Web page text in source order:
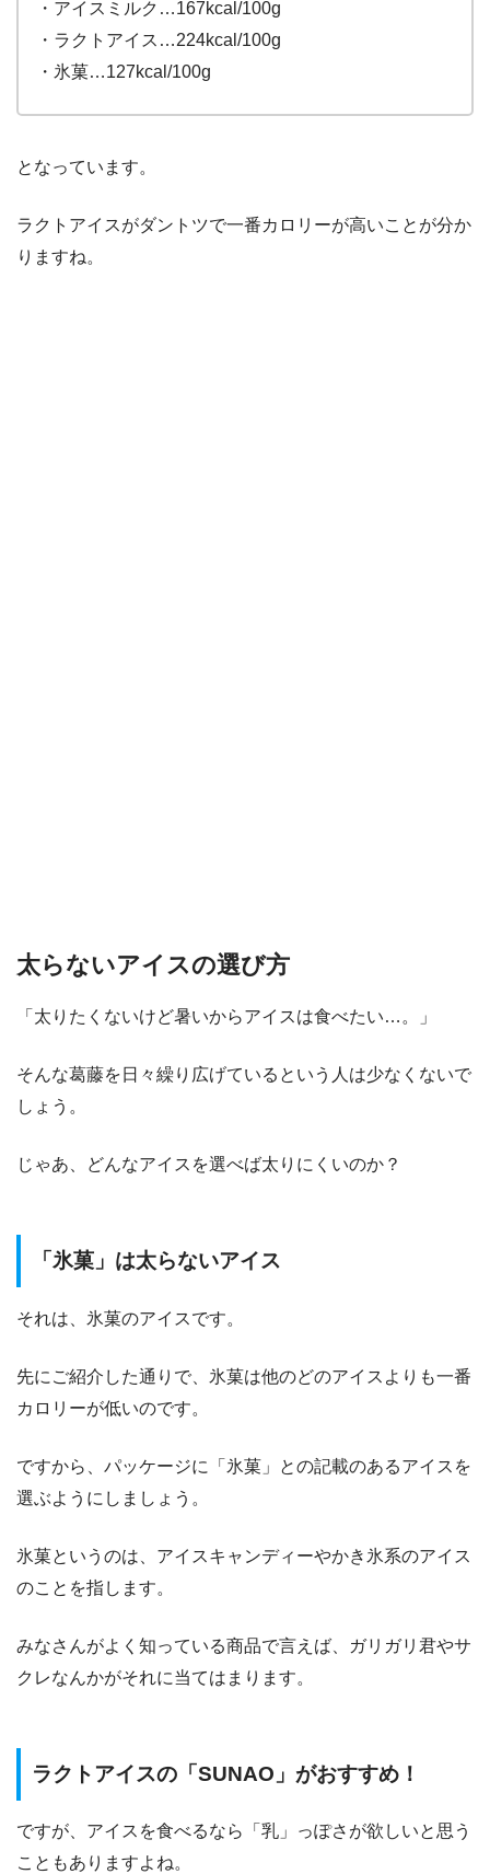
・アイスミルク…167kcal/100g
・ラクトアイス…224kcal/100g
・氷菓…127kcal/100g
となっています。
ラクトアイスがダントツで一番カロリーが高いことが分か
りますね。
太らないアイスの選び方
「太りたくないけど暑いからアイスは食べたい…。」
そんな葛藤を日々繰り広げているという人は少なくないで
しょう。
じゃあ、どんなアイスを選べば太りにくいのか？
「氷菓」は太らないアイス
それは、氷菓のアイスです。
先にご紹介した通りで、氷菓は他のどのアイスよりも一番
カロリーが低いのです。
ですから、パッケージに「氷菓」との記載のあるアイスを
選ぶようにしましょう。
氷菓というのは、アイスキャンディーやかき氷系のアイス
のことを指します。
みなさんがよく知っている商品で言えば、ガリガリ君やサ
クレなんかがそれに当てはまります。
ラクトアイスの「SUNAO」がおすすめ！
ですが、アイスを食べるなら「乳」っぽさが欲しいと思う
こともありますよね。